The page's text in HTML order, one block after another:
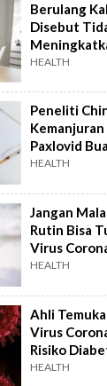
Berulang
Disebut
terhadap
HEALTH
Peneliti
Paxlovid
HEALTH
Jangan
Rutin Bisa
Virus
HEALTH
Ahli
Virus
Risiko
HEALTH